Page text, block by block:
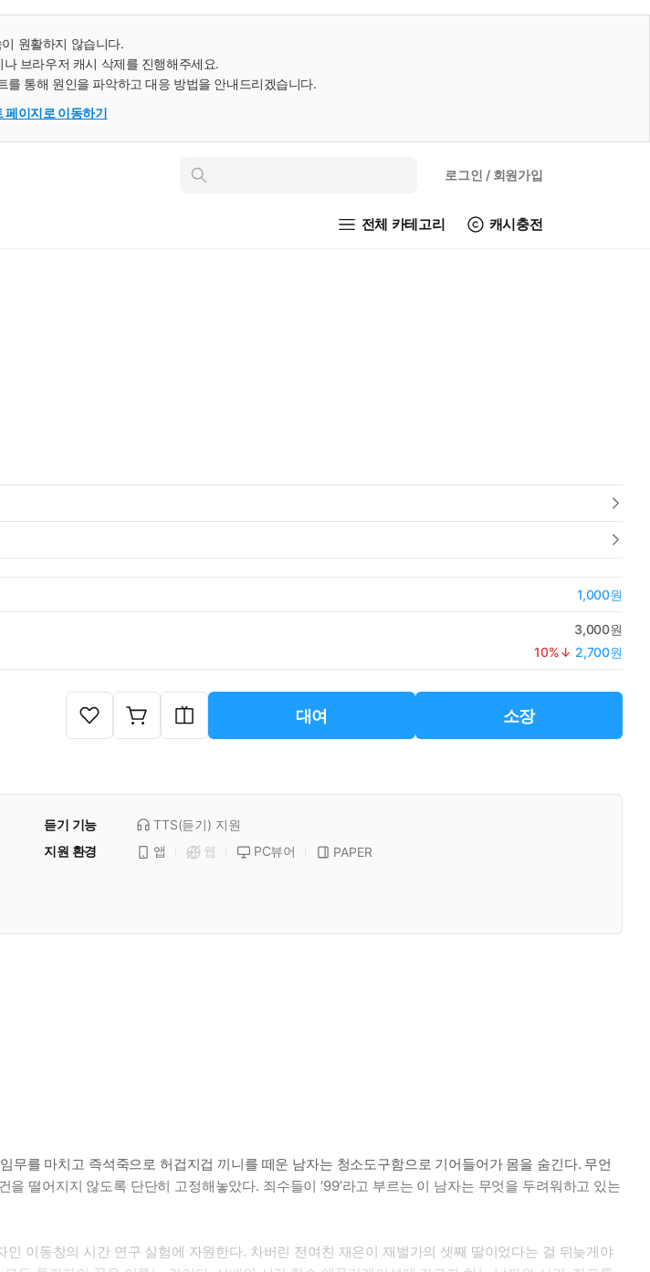
원활하지 않습니다.
브라우저 캐시 삭제를 진행해주세요.
통해 원인을 파악하고 대응 방법을 안내드리겠습니다.
페이지로 이동하기
인
로그인 / 회원가입
전체 카테고리 캐시충전
1,000원
3,000원
10%↓ 2,700원
대여 소장
듣기 기능 TTS(듣기) 지원
지원 환경 앱 웹 PC뷰어
PAPER
무를 마치고 즉석죽으로 허겁지겁 끼니를 떼운 남자는 청소도구함으로 기어들어가 몸을 숨긴다. 무언
떨어지지 않도록 단단히 고정해놓았다. 죄수들이 ‘99’라고 부르는 이 남자는 무엇을 두려워하고 있는
이동창의 시간 연구 실험에 자원한다. 차버린 전여친 재은이 재벌가의 셋째 딸이었다는 걸 뒤늦게야